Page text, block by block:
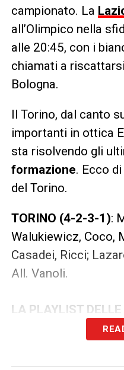
campionato. La
all’Olimpico nella
alle 20:45, con i
chiamati a
Bologna.
Il Torino, dal canto
importanti in ottica
sta risolvendo gli
formazione. Ecco
del Torino.
TORINO (4-2-3-1):
Walukiewicz, Coco,
Casadei, Ricci;
All. Vanoli.
LA PLAYLIST